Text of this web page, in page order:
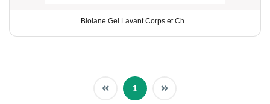
Biolane Gel Lavant Corps et Ch...
1